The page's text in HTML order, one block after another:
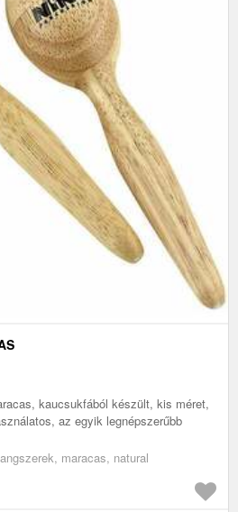
kaucsukfából készült, kis méret,
az egyik legnépszerűbb
maracas, natural